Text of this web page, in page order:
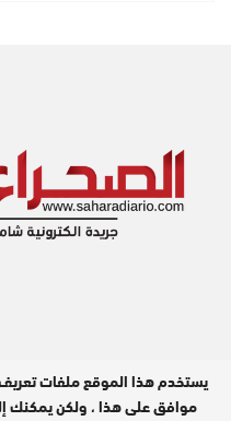
مدير النشر : عبد الله بيه
يستخدم هذا الموقع ملفات
موافق على هذا ، ولكن يمكنك